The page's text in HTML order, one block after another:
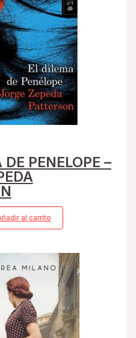
PENELOPE –
al carrito